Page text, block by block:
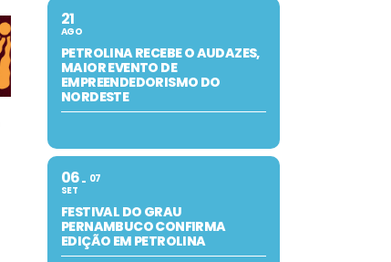
21
AGO
PETROLINA RECEBE O AUDAZES,
MAIOR EVENTO DE
EMPREENDEDORISMO DO
NORDESTE
06
SET
07
FESTIVAL DO GRAU
PERNAMBUCO CONFIRMA
EDIÇÃO EM PETROLINA